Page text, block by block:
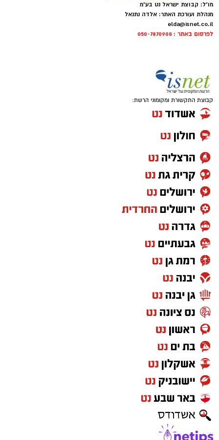
מו"ל: קבוצת ישראל נט בע"מ
מנהלת ועורכת האתר: אלדה נתנאל
elda@isnet.co.il
לפרסום באתר : 050-7870908
קבוצת התקשורת ומקומוני הרשת: